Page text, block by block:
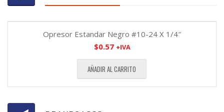
Opresor Estandar Negro #10-24 X 1/4″
$0.57 +IVA
AÑADIR AL CARRITO